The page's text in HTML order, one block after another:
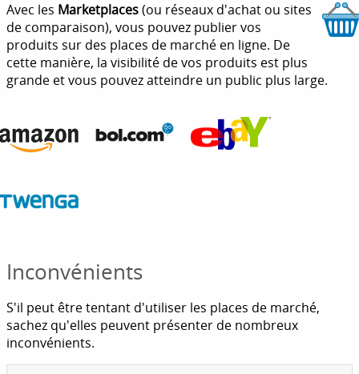
Avec les Marketplaces(ou réseaux d'achat ou sites
de comparaison), vous pouvez publier vos
produits sur des places de marché en ligne. De
cette manière, la visibilité de vos produits est plus
grande et vous pouvez atteindre un public plus large.
Inconvénients
S'il peut être tentant d'utiliser les places de marché,
sachez qu'elles peuvent présenter de nombreux
inconvénients.